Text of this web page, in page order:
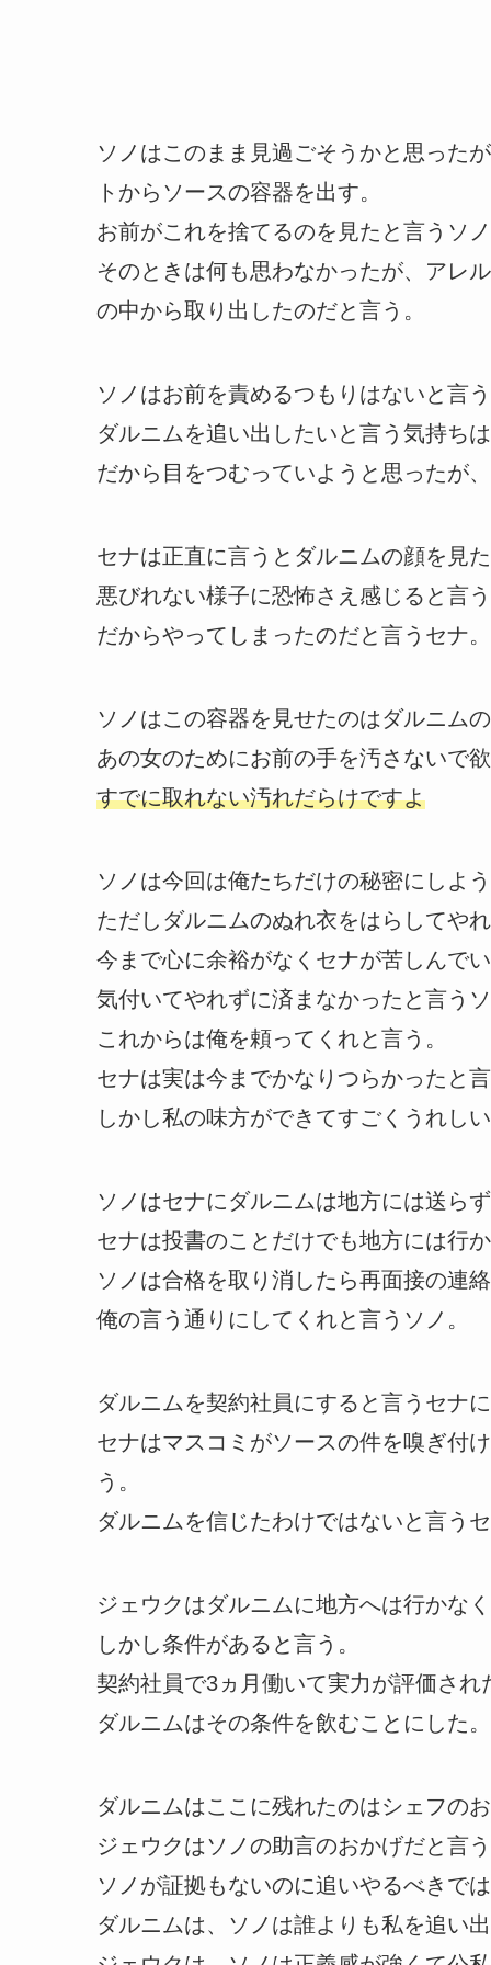
ソノはこのまま見過ごそうかと思った
トからソースの容器を出す。
お前がこれを捨てるのを見たと言うソ
そのときは何も思わなかったが、アレ
の中から取り出したのだと言う。
ソノはお前を責めるつもりはないと言
ダルニムを追い出したいと言う気持ち
だから目をつむっていようと思ったが
セナは正直に言うとダルニムの顔を見
悪びれない様子に恐怖さえ感じると言
だからやってしまったのだと言うセナ。
ソノはこの容器を見せたのはダルニム
あの女のためにお前の手を汚さないで
すでに取れない汚れだらけですよ
ソノは今回は俺たちだけの秘密にしよ
ただしダルニムのぬれ衣をはらしてや
今まで心に余裕がなくセナが苦しんで
気付いてやれずに済まなかったと言う
これからは俺を頼ってくれと言う。
セナは実は今までかなりつらかったと
しかし私の味方ができてすごくうれし
ソノはセナにダルニムは地方には送ら
セナは投書のことだけでも地方には行
ソノは合格を取り消したら再面接の連
俺の言う通りにしてくれと言うソノ。
ダルニムを契約社員にすると言うセナ
セナはマスコミがソースの件を嗅ぎ付
う。
ダルニムを信じたわけではないと言う
ジェウクはダルニムに地方へは行かな
しかし条件があると言う。
契約社員で3ヵ月働いて実力が評価さ
ダルニムはその条件を飲むことにした。
ダルニムはここに残れたのはシェフの
ジェウクはソノの助言のおかげだと言
ソノが証拠もないのに追いやるべきで
ダルニムは、ソノは誰よりも私を追い